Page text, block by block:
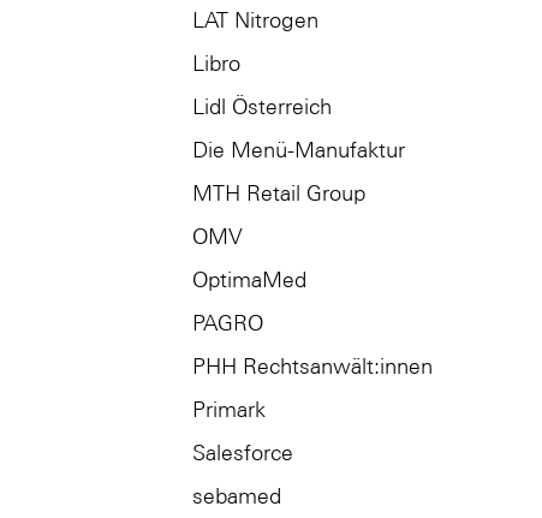
LAT Nitrogen
Libro
Lidl Österreich
Die Menü-Manufaktur
MTH Retail Group
OMV
OptimaMed
PAGRO
PHH Rechtsanwält:innen
Primark
Salesforce
sebamed